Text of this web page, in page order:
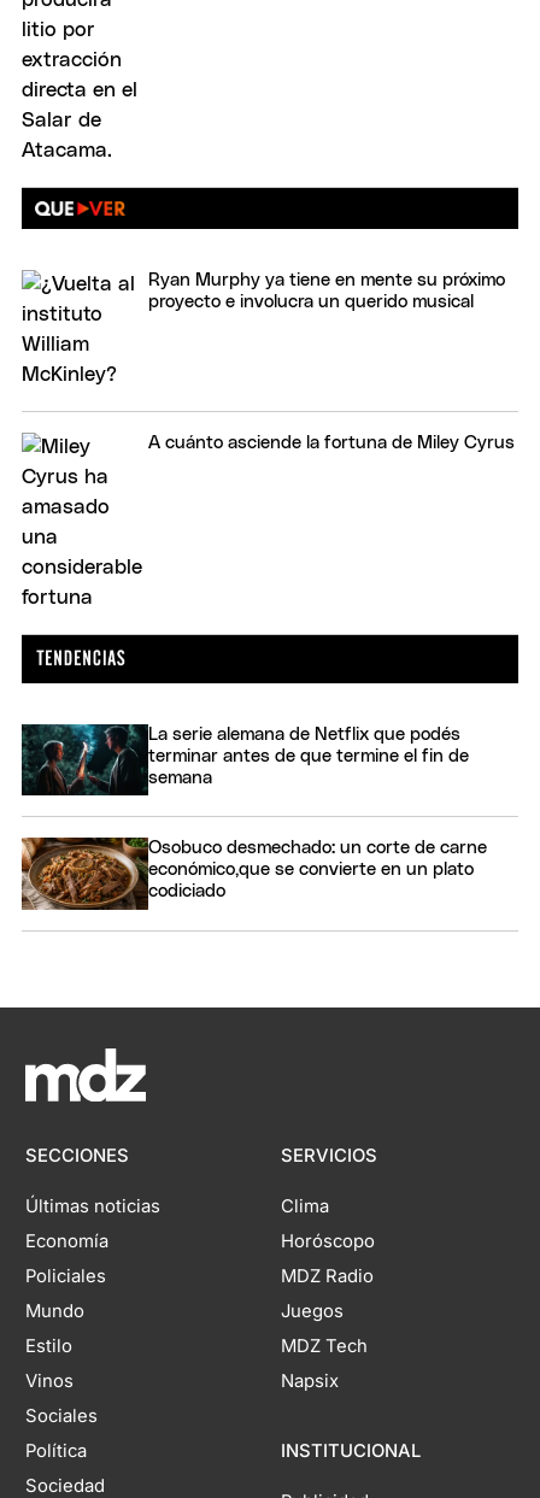
Ryan Murphy ya tiene en mente su próximo
proyecto e involucra un querido musical
A cuánto asciende la fortuna de Miley Cyrus
La serie alemana de Netflix que podés
terminar antes de que termine el fin de
semana
Osobuco desmechado: un corte de carne
económico,que se convierte en un plato
codiciado
SECCIONES
Últimas noticias
Economía
Policiales
Mundo
Estilo
Vinos
Sociales
Política
Sociedad
SERVICIOS
Clima
Horóscopo
MDZ Radio
Juegos
MDZ Tech
Napsix
INSTITUCIONAL